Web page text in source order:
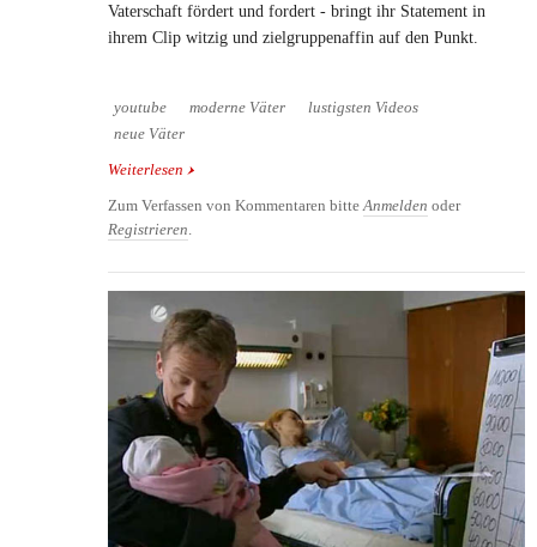
Vaterschaft fördert und fordert - bringt ihr Statement in
ihrem Clip witzig und zielgruppenaffin auf den Punkt.
youtube moderne Väter
lustigsten Videos
neue Väter
Weiterlesen über Witziger Clip zur Förderung aktiver
Zum Verfassen von Kommentaren bitteAnmelden oder
Registrieren.